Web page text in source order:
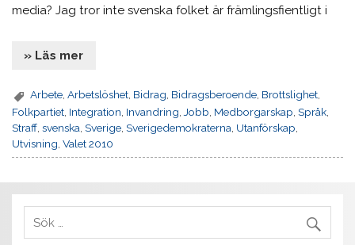
media? Jag tror inte svenska folket är främlingsfientligt i
» Läs mer
Arbete ,Arbetslöshet Bidrag Bidragsberoende Brottslighet
Folkpartiet Integration Invandring Jobb Medborgarskap ,Språk
Straff ,svenska ,Sverige ,Sverigedemokraterna Utanförskap
Utvisning ,Valet 2010